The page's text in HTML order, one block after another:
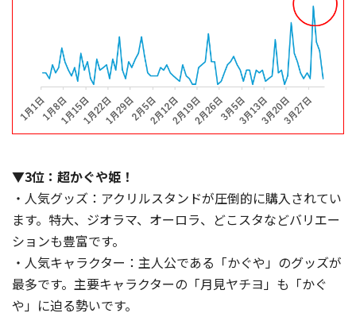
▼3位：超かぐや姫！
・人気グッズ：アクリルスタンドが圧倒的に購入されてい
ます。特大、ジオラマ、オーロラ、どこスタなどバリエー
ションも豊富です。
・人気キャラクター：主人公である「かぐや」のグッズが
最多です。主要キャラクターの「月見ヤチヨ」も「かぐ
や」に迫る勢いです。